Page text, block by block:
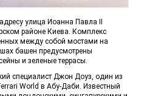
улица Иоанна Павла II
районе Киева. Комплекс
между собой мостами на
башен предусмотрены
и зеленые террасы.
специалист Джон Доуз, один из
World в Абу-Даби. Известный